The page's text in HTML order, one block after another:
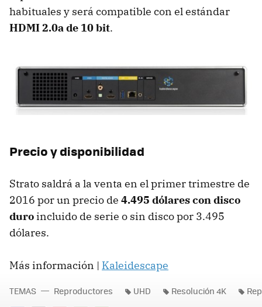
habituales y será compatible con el estándar
HDMI 2.0a de 10 bit.
Precio y disponibilidad
Strato saldrá a la venta en el primer trimestre de
2016 por un precio de 4.495 dólares con disco
duro incluido de serie o sin disco por 3.495
dólares.
Más información | Kaleidescape
TEMAS Reproductores UHD Resolución 4K